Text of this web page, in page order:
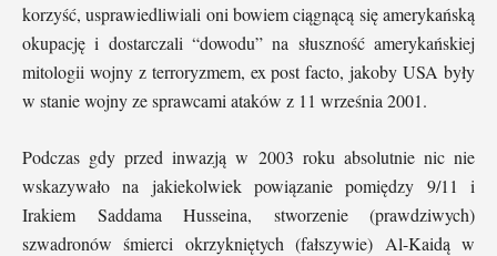
korzyść, usprawiedliwiali oni bowiem ciągnącą się amerykańską
okupację i dostarczali “dowodu” na słuszność amerykańskiej
mitologii wojny z terroryzmem, ex post facto, jakoby USA były
w stanie wojny ze sprawcami ataków z 11 września 2001.
Podczas gdy przed inwazją w 2003 roku absolutnie nic nie
wskazywało na jakiekolwiek powiązanie pomiędzy 9/11 i
Irakiem Saddama Husseina, stworzenie (prawdziwych)
szwadronów śmierci okrzykniętych (fałszywie) Al-Kaidą w